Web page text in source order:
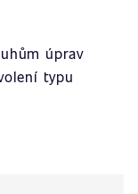
úprav
typu